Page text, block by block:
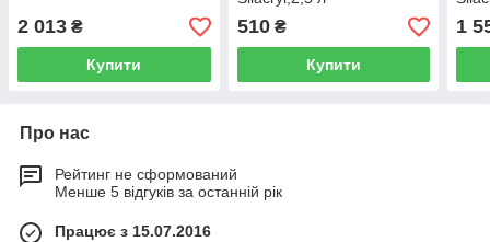
2 013 ₴
Купити
510₴
Купити
1
Про нас
Рейтинг не сформований
Менше 5 відгуків за останній рік
Працює з 15.07.2016